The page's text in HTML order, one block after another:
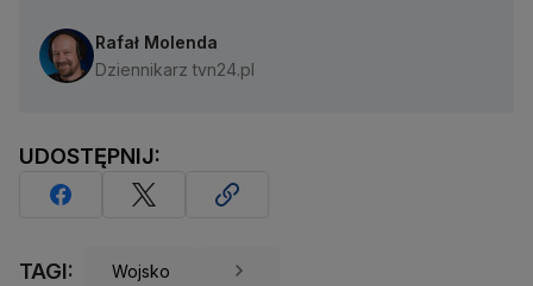
Rafał Molenda
Dziennikarz tvn24.pl
UDOSTĘPNIJ:
TAGI: Wojsko